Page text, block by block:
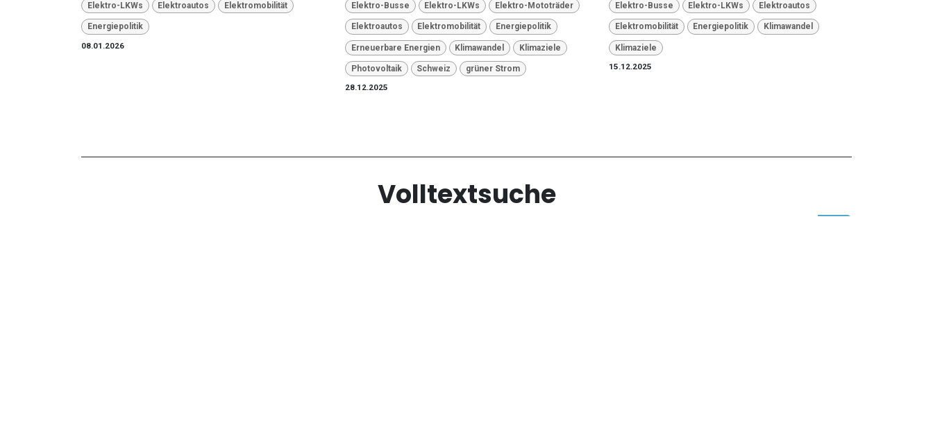
Elektro-LKWs Elektroautos Elektromobilität
Energiepolitik
08.01.2026
Elektro-Busse Elektro-LKWs Elektro-Mototräder
Elektroautos Elektromobilität Energiepolitik
Erneuerbare Energien Klimawandel Klimaziele
Photovoltaik Schweiz
grüner Strom
28.12.2025
Elektro-Busse Elektro-LKWs Elektroautos
Elektromobilität Energiepolitik Klimawandel
Klimaziele
15.12.2025
Volltextsuche